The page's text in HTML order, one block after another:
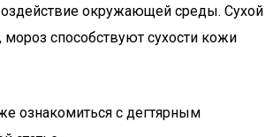
окружающей среды. Сухой
мороз способствуют сухости кожи
ознакомиться с дегтярным